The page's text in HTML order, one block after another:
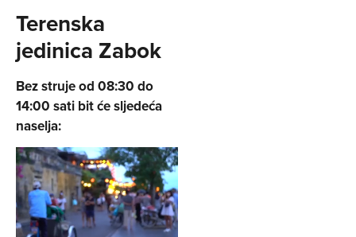
Terenska
jedinica Zabok
Bez struje od 08:30 do
14:00 sati bit će sljedeća
naselja: